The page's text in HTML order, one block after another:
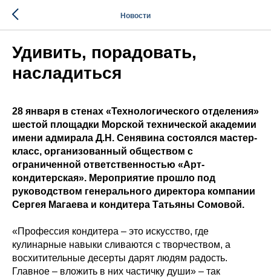
Новости
Удивить, порадовать,
насладиться
28 января в стенах «Технологического отделения»
шестой площадки Морской технической академии
имени адмирала Д.Н. Сенявина состоялся мастер-
класс, организованный обществом с
ограниченной ответственностью «Арт-
кондитерская». Мероприятие прошло под
руководством генерального директора компании
Сергея Магаева и кондитера Татьяны Сомовой.
«Профессия кондитера – это искусство, где
кулинарные навыки сливаются с творчеством, а
восхитительные десерты дарят людям радость.
Главное – вложить в них частичку души» – так